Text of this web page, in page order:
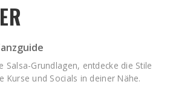
Salsa-Grundlagen, entdecke die Stile
Kurse und Socials in deiner Nähe.